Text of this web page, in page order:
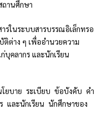
ถานศึกษา
รในระบบสารบรรณอิเล็กทรอ
ต่าง ๆ เพื่ออำนวยความ
บุคลากร และนักเรียน
โยบาย ระเบียบ ข้อบังคับ คำ
และนักเรียน นักศึกษาของ